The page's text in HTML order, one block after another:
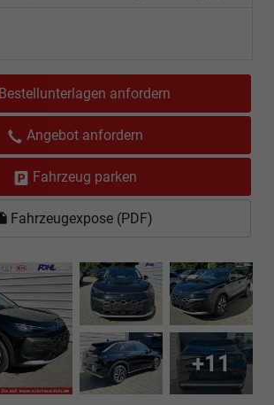
Bestellunterlagen anfordern
Angebot anfordern
Fahrzeug parken
Fahrzeugexpose (PDF)
+11